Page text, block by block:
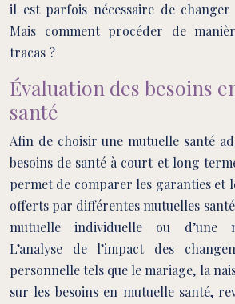
il est parfois nécessaire de
Mais comment procéder de
tracas ?
Évaluation des besoins
santé
Afin de choisir une mutuelle santé
besoins de santé à court et long
permet de comparer les garanties et
offerts par différentes mutuelles santé,
mutuelle individuelle ou d’une
L’analyse de l’impact des
personnelle tels que le mariage, la
sur les besoins en mutuelle santé,